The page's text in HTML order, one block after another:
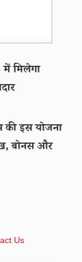
मिलेगा
इस योजना
बोनस और
Us